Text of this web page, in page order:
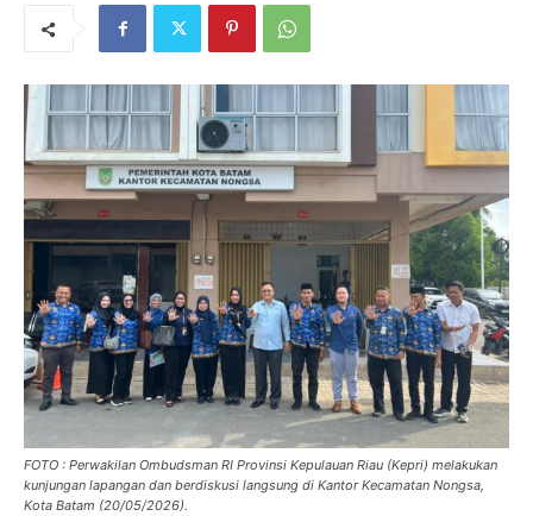
FOTO : Perwakilan Ombudsman RI Provinsi Kepulauan Riau (Kepri) melakukan
kunjungan lapangan dan berdiskusi langsung di Kantor Kecamatan Nongsa,
Kota Batam (20/05/2026).